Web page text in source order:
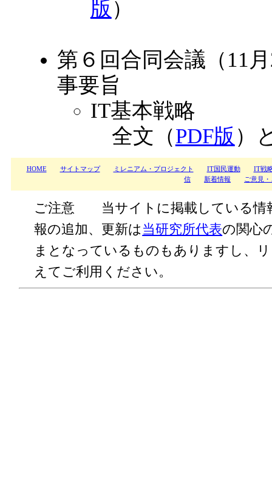
版 ）
第６回合同会議（
事要旨
IT基本戦略
全文（PDF版 ）
HOME サイトマップ ミレニアム・プロジェクト IT国民運動
IT戦
信
新着情報 ご意見
ご注意 当サイトに掲載している情
報の追加、更新は 当研究所代表の関心
まとなっているものもありますし、
えてご利用ください。